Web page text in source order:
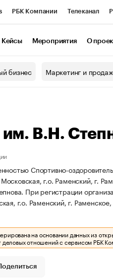
РБК Компании Телеканал
Кейсы Мероприятия О
бизнес Маркетинг и
В.Н.
Спортивно-
г.о. Раменский, г.
При регистрации
г.о. Раменский, г.
на основании данных из
деловых отношений с сервисом РБК